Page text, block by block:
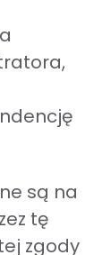
są na
tę
zgody